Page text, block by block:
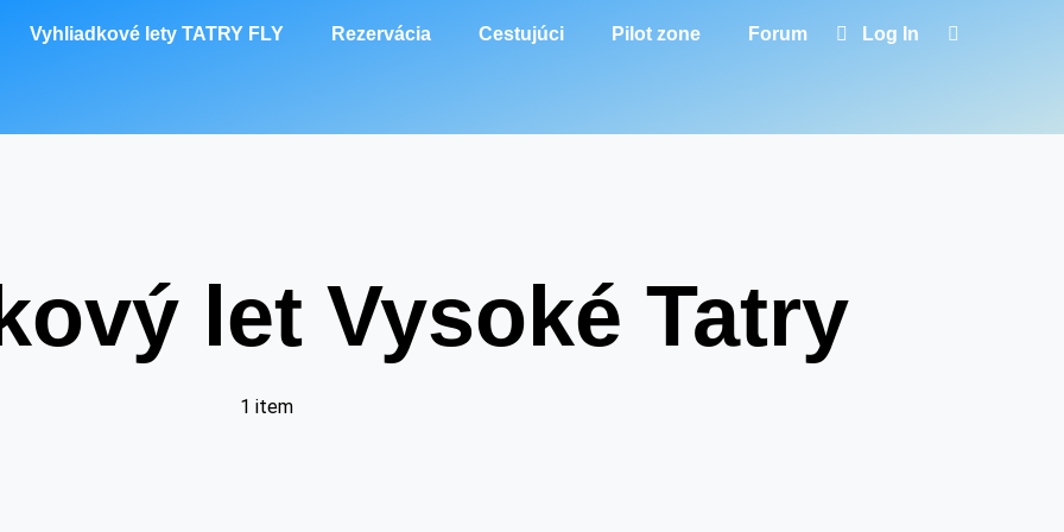
Vyhliadkové lety TATRY FLY Rezervácia Cestujúci Pilot zone Forum Log In
let Vysoké Tatry
1 item